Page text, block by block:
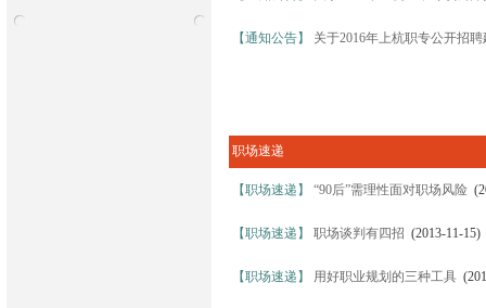
【通知公告】 关于2016年上杭职专公开招
职场速递
【职场速递】 “90后”需理性面对职场风险
【职场速递】 职场谈判有四招 (2013-11-15)
【职场速递】 用好职业规划的三种工具